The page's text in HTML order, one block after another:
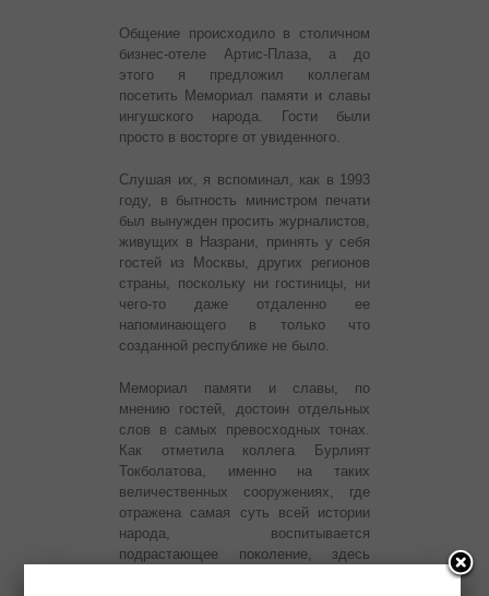
Общение происходило в столичном
бизнес-отеле Артис-Плаза, а до
этого я предложил коллегам
посетить Мемориал памяти и славы
ингушского народа. Гости были
просто в восторге от увиденного.
Слушая их, я вспоминал, как в 1993
году, в бытность министром печати
был вынужден просить журналистов,
живущих в Назрани, принять у себя
гостей из Москвы, других регионов
страны, поскольку ни гостиницы, ни
чего-то даже отдаленно ее
напоминающего в только что
созданной республике не было.
Мемориал памяти и славы, по
мнению гостей, достоин отдельных
слов в самых превосходных тонах.
Как отметила коллега Бурлият
Токболатова, именно на таких
величественных сооружениях, где
отражена самая суть всей истории
народа, воспитывается
подрастающее поколение, здесь